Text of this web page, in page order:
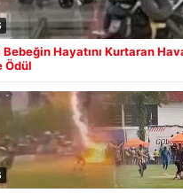
Bebeğin Hayatını Kurtaran
Ödül